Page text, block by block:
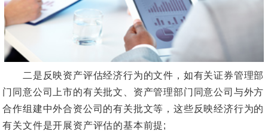
二是反映资产评估经济行为的文件，如有关证券管理部
门同意公司上市的有关批文、资产管理部门同意公司与外方
合作组建中外合资公司的有关批文等，这些反映经济行为的
有关文件是开展资产评估的基本前提;